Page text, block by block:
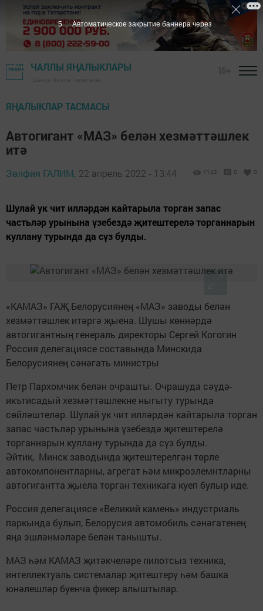
ЧАЛЛЫ ЯҢАЛЫКЛАРЫ
ЯҢАЛЫКЛАР ТАСМАСЫ
Автогигант «МАЗ» белән хезмәттәшлек
итә
Зөлфия ГАЛИМ, 22 апрель 2022 - 13:44 1142 0 0
Шулай ук чит илләрдән кайтарыла торган запас
частьләр урынына үзебездә җитештерелә торганнарын
куллану турында да сүз булды.
«КАМАЗ» ГАҖ Белорусиянең «МАЗ» заводы белән
хезмәттәшлек итәргә җыена. Шушы көннәрдә
автогигантның генераль директоры Сергей Когогин
Россия делегациясе составында Минскида
Белорусиянең сәнәгать министры
Петр Пархомчик белән очрашты. Очрашуда сәүдә-
икътисадый хезмәттәшлекне ныгыту турында
сөйләштеләр. Шулай ук чит илләрдән кайтарыла торган
запас частьләр урынына үзебездә җитештерелә
торганнарын куллану турында да сүз булды.
Әйтик, Минск заводында җитештерелгән төрле
автокомпонентларны, агрегат һәм микроэлемнтларны
автогигантта җыела торган техникага куеп булыр иде.
Россия делегациясе «Великий камень» индустриаль
паркында булып, Белорусия автомобиль сәнәгатенең
яңа эшләнмәләре белән танышты.
МАЗ һәм КАМАЗ җитәкчеләре пилотсыз техника,
интеллектуаль системалар җитештерү һәм башка
юнәлешләр буенча фикер алыштылар.
4 Автоматическое закрытие баннера через